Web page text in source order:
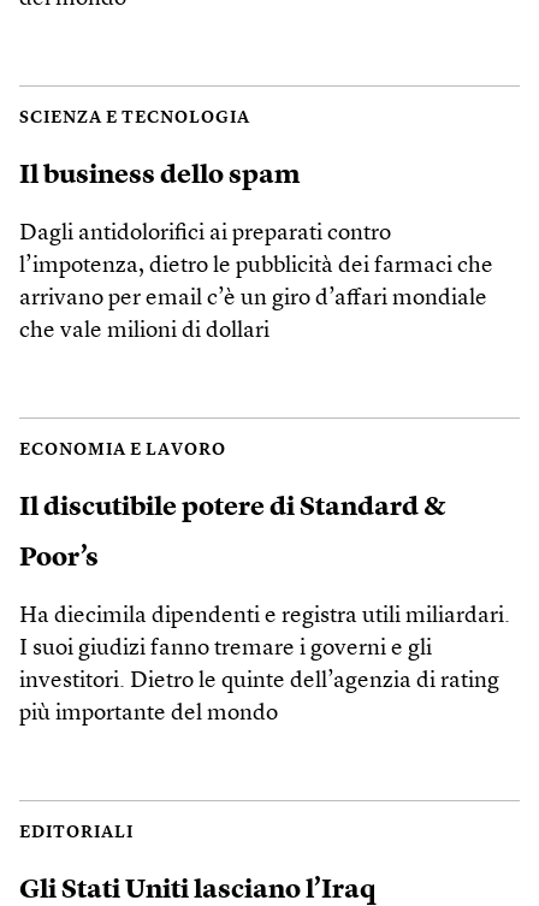
SCIENZA E TECNOLOGIA
Il business dello spam
Dagli antidolorifici ai preparati contro
l’impotenza, dietro le pubblicità dei farmaci che
arrivano per email c’è un giro d’affari mondiale
che vale milioni di dollari
ECONOMIA E LAVORO
Il discutibile potere di Standard &
Poor’s
Ha diecimila dipendenti e registra utili miliardari.
I suoi giudizi fanno tremare i governi e gli
investitori. Dietro le quinte dell’agenzia di rating
più importante del mondo
EDITORIALI
Gli Stati Uniti lasciano l’Iraq